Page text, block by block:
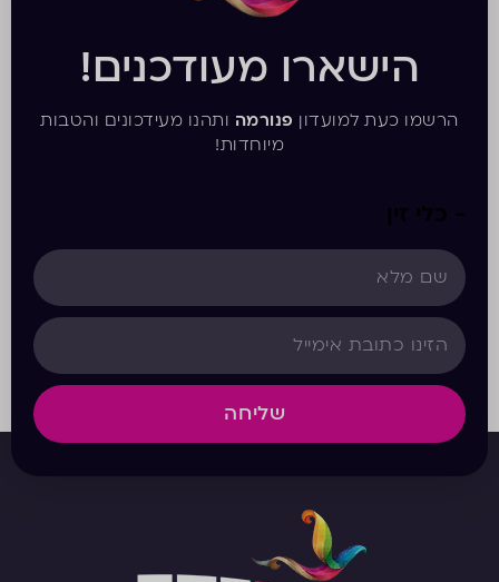
הישארו מעודכנים!
הרשמו כעת למועדון פנורמה ותהנו מעידכונים והטבות
מיוחדות!
- כלי זין
שליחה